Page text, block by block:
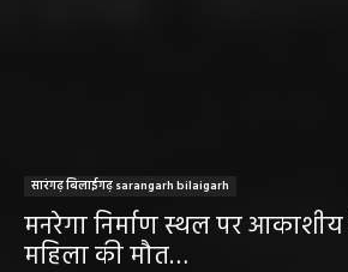
सारंगढ़ बिलाईगढ़ sarangarh bilaigarh
मनरेगा निर्माण स्थल पर
महिला की मौत…